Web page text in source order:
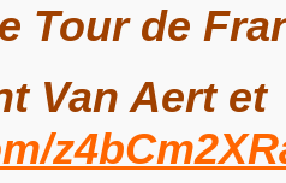
Tour de
Van Aert et